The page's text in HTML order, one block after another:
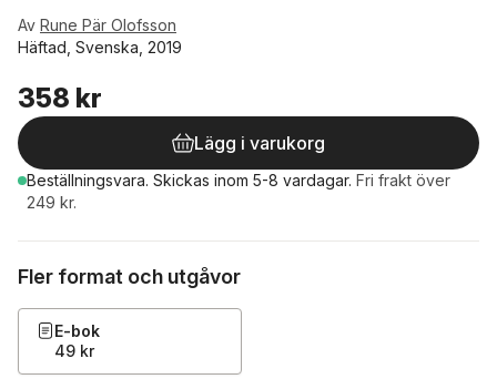
Av Rune Pär Olofsson
Häftad, Svenska, 2019
358 kr
Lägg i varukorg
Beställningsvara. Skickas inom 5-8 vardagar. Fri frakt över
249 kr.
Fler format och utgåvor
E-bok
49 kr